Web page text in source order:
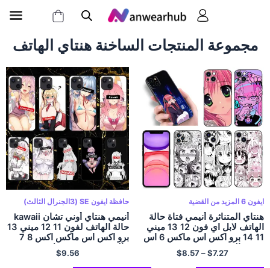
مجموعة المنتجات الساخنة هنتاي الهاتف
ايفون 6 المزيد من القضية
هنتاي المتناثرة أنيمي فتاة حالة
الهاتف لابل اي فون 12 13 ميني
11 14 برو اكس اس ماكس 6 اس
$7.27
–
$8.57
حافظة ايفون SE (3الجنرال الثالث)
أنيمي هنتاي أوني تشان kawaii
حالة الهاتف لفون 11 12 ميني 13
برو اكس اس ماكس اكس 8 7
$9.56